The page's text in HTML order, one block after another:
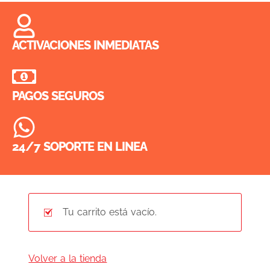
ACTIVACIONES INMEDIATAS
PAGOS SEGUROS
24/7 SOPORTE EN LINEA
Tu carrito está vacío.
Volver a la tienda